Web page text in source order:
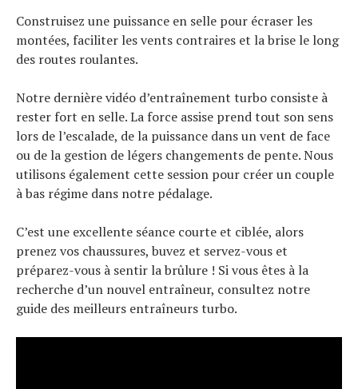
Construisez une puissance en selle pour écraser les
montées, faciliter les vents contraires et la brise le long
des routes roulantes.
Notre dernière vidéo d’entraînement turbo consiste à
rester fort en selle. La force assise prend tout son sens
lors de l’escalade, de la puissance dans un vent de face
ou de la gestion de légers changements de pente. Nous
utilisons également cette session pour créer un couple
à bas régime dans notre pédalage.
C’est une excellente séance courte et ciblée, alors
prenez vos chaussures, buvez et servez-vous et
préparez-vous à sentir la brûlure ! Si vous êtes à la
recherche d’un nouvel entraîneur, consultez notre
guide des meilleurs entraîneurs turbo.